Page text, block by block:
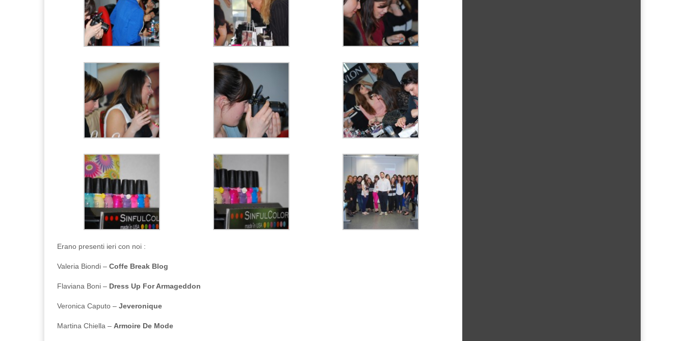
Erano presenti ieri con noi :
Valeria Biondi – Coffe Break Blog
Flaviana Boni – Dress Up For Armageddon
Veronica Caputo – Jeveronique
Martina Chiella – Armoire De Mode